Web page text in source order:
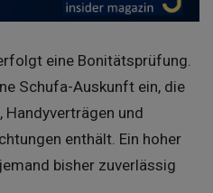
eine Bonitätsprüfung.
Schufa-Auskunft ein, die
und
enthält. Ein hoher
bisher zuverlässig